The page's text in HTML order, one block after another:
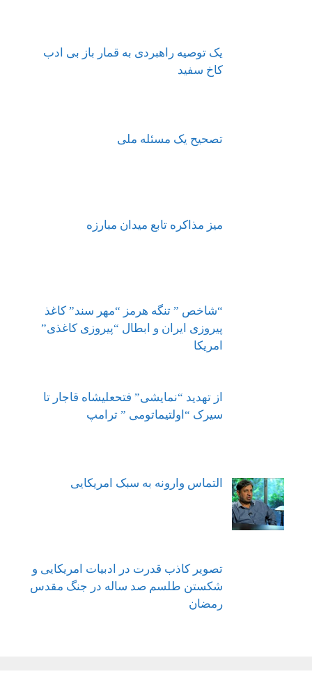
یک توصیه راهبردی به قمار باز بی ادب
کاخ سفید
تصحیح یک مسئله ملی
میز مذاکره تابع میدان مبارزه
“شاخص ” تنگه هرمز “مهر سند” کاغذ
پیروزی ایران و ابطال “پیروزی کاغذی”
امریکا
از تهدید “نمایشی” فتحعلیشاه قاجار تا
سیرک “اولتیماتومی ” ترامپ
التماس وارونه به سبک امریکایی
تصویر کاذب قدرت در ادبیات امریکایی و
شکستن طلسم صد ساله در جنگ مقدس
رمضان